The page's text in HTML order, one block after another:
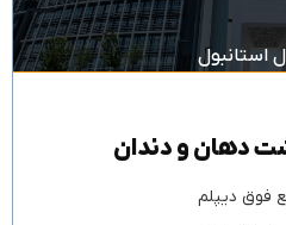
استانبول
دهان و دندان
فوق دیپلم